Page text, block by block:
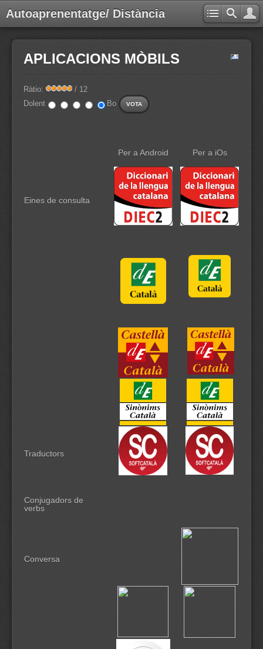
Autoaprenentatge/ Distància
APLICACIONS MÒBILS
Ràtio:
/ 12
Dolent
Bo
Per a Android Per a iOs
Eines de consulta
Traductors
Conjugadors de
verbs
Conversa